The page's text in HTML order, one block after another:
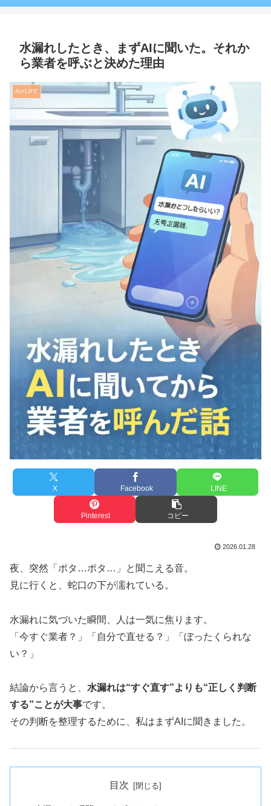
水漏れしたとき、まずAIに聞いた。それか
ら業者を呼ぶと決めた理由
AI×LIFE
X Facebook LINE
Pinterest コピー
2026.01.28
夜、突然「ポタ…ポタ…」と聞こえる音。
見に行くと、蛇口の下が濡れている。
水漏れに気づいた瞬間、人は一気に焦ります。
「今すぐ業者？」「自分で直せる？」「ぼったくられな
い？」
結論から言うと、 水漏れは“すぐ直す”よりも“正しく判断
する”ことが大事です。
その判断を整理するために、私はまずAIに聞きました。
目次